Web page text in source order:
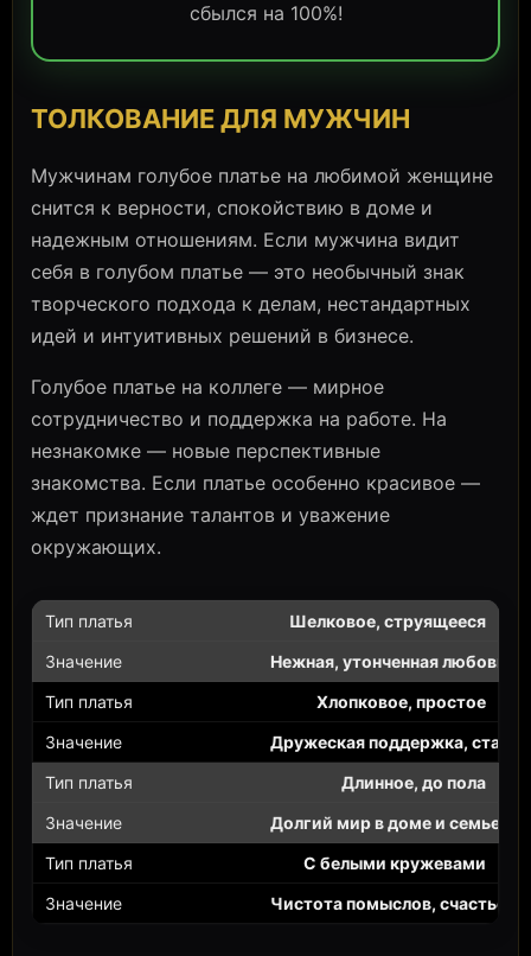
сбылся на 100%!
ТОЛКОВАНИЕ ДЛЯ МУЖЧИН
Мужчинам голубое платье на любимой женщине
снится к верности, спокойствию в доме и
надежным отношениям. Если мужчина видит
себя в голубом платье — это необычный знак
творческого подхода к делам, нестандартных
идей и интуитивных решений в бизнесе.
Голубое платье на коллеге — мирное
сотрудничество и поддержка на работе. На
незнакомке — новые перспективные
знакомства. Если платье особенно красивое —
ждет признание талантов и уважение
окружающих.
Шелковое, струящееся
Нежная, утонченная любовь
Хлопковое, простое
Дружеская поддержка,
Длинное, до пола
Долгий мир в доме и семье
С белыми кружевами
Чистота помыслов, счастье